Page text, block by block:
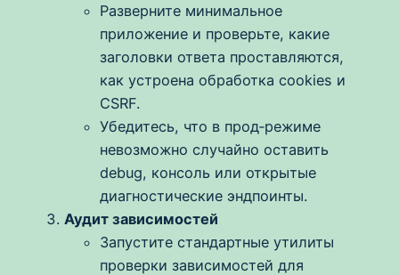
Разверните минимальное
приложение и проверьте, какие
заголовки ответа проставляются,
как устроена обработка cookies и
CSRF.
Убедитесь, что в прод‑режиме
невозможно случайно оставить
debug, консоль или открытые
диагностические эндпоинты.
Аудит зависимостей
Запустите стандартные утилиты
проверки зависимостей для